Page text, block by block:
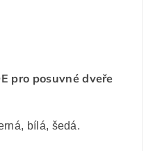
pro posuvné dveře
bílá, šedá.